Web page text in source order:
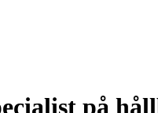
på